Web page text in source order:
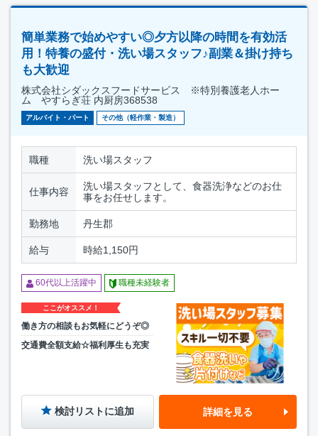
簡単業務で始めやすい◎夕方以降の時間を有効活
用！特養の盛付・洗い場スタッフ♪副業＆掛け持ち
も大歓迎
株式会社シダックスフードサービス ※特別養護老人ホー
ム やすらぎ荘 内厨房368538
アルバイト・パート その他（軽作業・製造）
職種 洗い場スタッフ
仕事内容
洗い場スタッフとして、食器洗浄などのお仕
事をお任せします。
勤務地 丹生郡
給与 時給1,150円
60代以上活躍中 職種未経験者
ここがオススメ！
働き方の相談もお気軽にどうぞ◎
交通費全額支給☆福利厚生も充実
検討リストに追加 詳細を見る